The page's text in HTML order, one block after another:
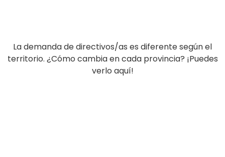
La demanda de directivos/as es diferente según el
territorio. ¿Cómo cambia en cada provincia? ¡Puedes
verlo aquí!